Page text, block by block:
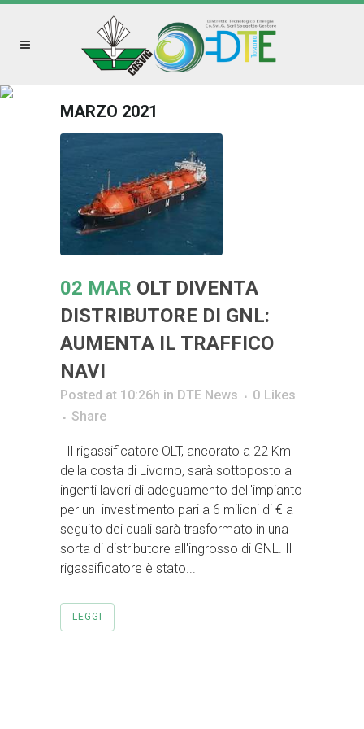
MARZO 2021
02 MAR OLT DIVENTA
DISTRIBUTORE DI GNL:
AUMENTA IL TRAFFICO
NAVI
Posted at 10:26h in DTE News 0 Likes
Share
Il rigassificatore OLT, ancorato a 22 Km
della costa di Livorno, sarà sottoposto a
ingenti lavori di adeguamento dell'impianto
per un investimento pari a 6 milioni di € a
seguito dei quali sarà trasformato in una
sorta di distributore all'ingrosso di GNL. Il
rigassificatore è stato...
LEGGI